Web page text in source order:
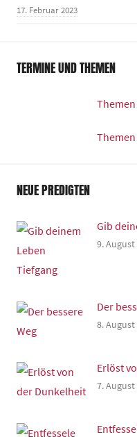
17. Februar 2023
TERMINE UND THEMEN
NEUE PREDIGTEN
Gib
9. August
Der
8. August
Erlöst
7. August